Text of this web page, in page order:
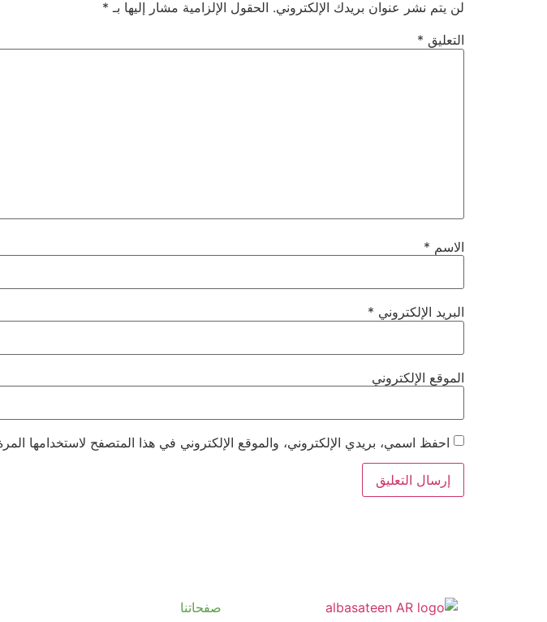
لن يتم نشر عنوان بريدك الإلكتروني. الحقول الإلزامية مشار إليها بـ *
التعليق *
الاسم *
البريد الإلكتروني *
الموقع الإلكتروني
احفظ اسمي، بريدي الإلكتروني، والموقع الإلكتروني في هذا المتصفح لاستخدامها
صفحاتنا